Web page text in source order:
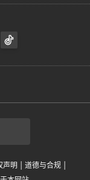
声明 | 道德与合规 |